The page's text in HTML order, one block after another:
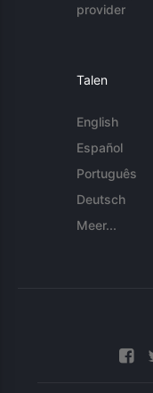
provider
Talen
English
Español
Português
Deutsch
Meer...